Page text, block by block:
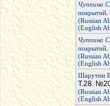
Чуппина
покрытий.
(Russian
(English
Чуппина
покрытий.
(Russian
(English
Шарутин
Т.28.
(Russian
(English